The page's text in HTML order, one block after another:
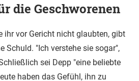
die Geschworenen
ihr vor Gericht nicht glaubten, gibt
Schuld. "Ich verstehe sie sogar",
sei Depp "eine beliebte
haben das Gefühl, ihn zu